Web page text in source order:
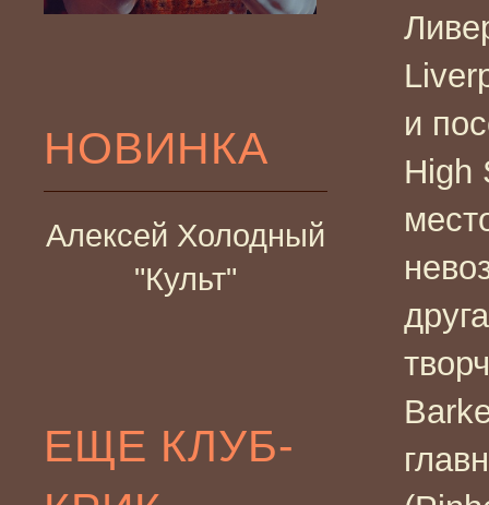
НОВИНКА
Алексей Холодный
"Культ"
ЕЩЕ КЛУБ-
и
High